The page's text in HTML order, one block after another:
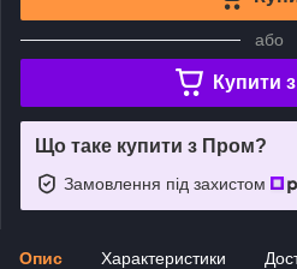
або
Купити з
Що таке купити з Пром?
Замовлення під захистом
Опис Характеристики